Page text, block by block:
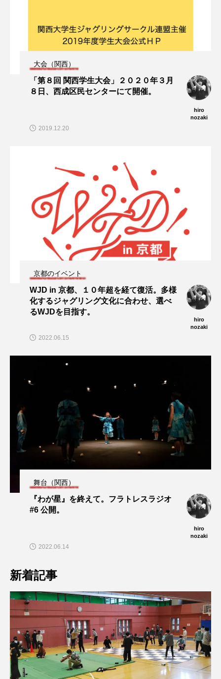
大会（関西）
「第８回 関西学生大会」２０２０年３月
８日、西成区民センターにて開催。
hiro
nozaki
2019.12.20
京都のイベント
WJD in 京都、１０年超を経て復活。多様
化するジャグリング文化に合わせ、選べ
るWJDを目指す。
hiro
nozaki
2022.06.15
舞台（関西）
『わが星』を終えて。フラトレスラジオ
#6 公開。
hiro
nozaki
2022.06.14
新着記事